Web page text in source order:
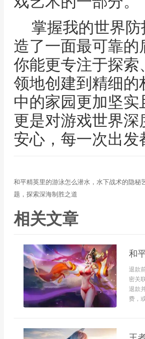
掌握我的世界
造了一面最可靠
你能更专注于探
领地创建到精细
中的家园更加坚
更是对游戏世界
安心，每一次出
和平精英里的游泳怎么潜水，水下战术的隐秘
题，探索深海制胜之道
相关文章
和
退款
密关
退款
费，